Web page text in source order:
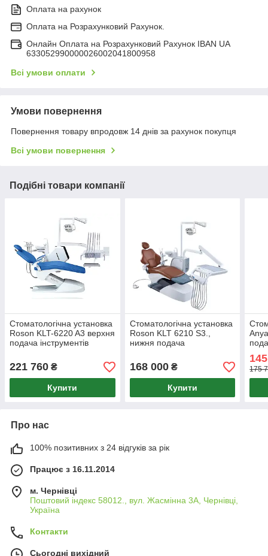
Оплата на рахунок
Оплата на Розрахунковий Рахунок.
Онлайн Оплата на Розрахунковий Рахунок IBAN UA
633052990000026002041800958
Всі умови оплати
Умови повернення
Повернення товару впродовж 14 днів за рахунок покупця
Всі умови повернення
Подібні товари компанії
Стоматологічна установка
Roson KLT-6220 A3 верхня
подача інструментів
221 760 ₴
Купити
Стоматологічна установка
Roson KLT 6210 S3.,
нижня подача
168 000₴
Купити
175
Про нас
100% позитивних з 24 відгуків за рік
Працює з 16.11.2014
м. Чернівці
Поштовий індекс 58012., вул. Жасмінна 3А, Чернівці,
Україна
Контакти
Сьогодні вихідний